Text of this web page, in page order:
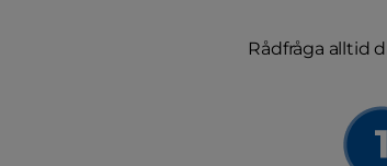
Rådfråga alltid